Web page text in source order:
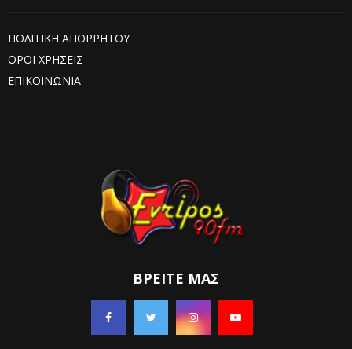
ΠΟΛΙΤΙΚΗ ΑΠΟΡΡΗΤΟΥ
ΟΡΟΙ ΧΡΗΣΕΙΣ
ΕΠΙΚΟΙΝΩΝΙΑ
ΒΡΕΊΤΕ ΜΑΣ